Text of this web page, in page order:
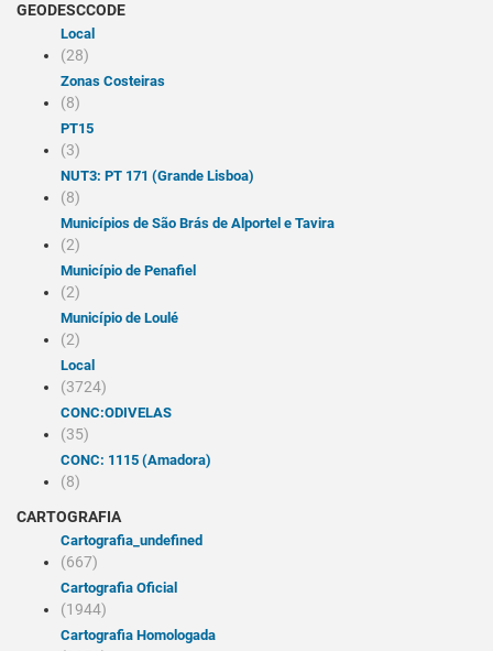
GEODESCCODE
local
(28)
Zonas Costeiras
(8)
PT15
(3)
NUT3: PT 171 (Grande Lisboa)
(8)
Municípios de São Brás de Alportel e Tavira
(2)
Município de Penafiel
(2)
Município de Loulé
(2)
Local
(3724)
CONC:ODIVELAS
(35)
CONC: 1115 (Amadora)
(8)
CARTOGRAFIA
cartografia_undefined
(667)
Cartografia Oficial
(1944)
Cartografia Homologada